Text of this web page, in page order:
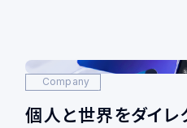
Company
個人と世界をダイレ